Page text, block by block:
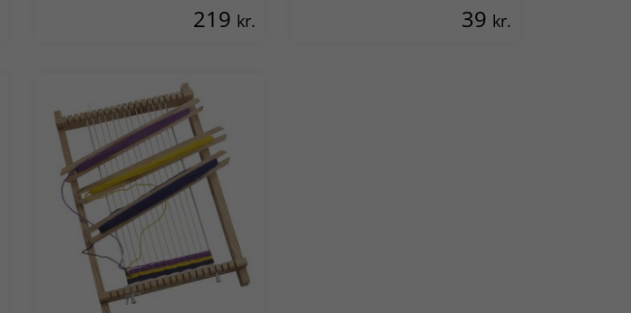
219 kr. 39 kr.